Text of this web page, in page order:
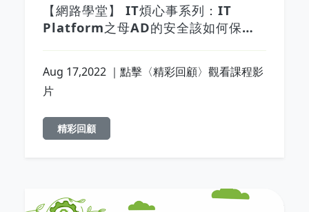
【網路學堂】 IT煩心事系列：IT
Platform之母AD的安全該如何保
Aug 17,2022 ｜點擊〈精彩回顧〉觀看課程影
片
精彩回顧